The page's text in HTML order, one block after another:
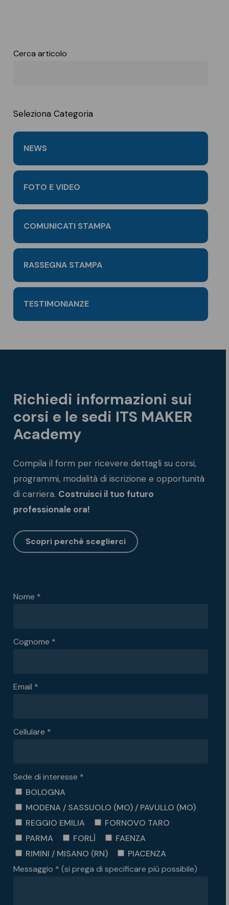
Cerca articolo
Seleziona Categoria
NEWS
FOTO E VIDEO
COMUNICATI STAMPA
RASSEGNA STAMPA
TESTIMONIANZE
Richiedi informazioni sui
corsi e le sedi ITS MAKER
Academy
Compila il form per ricevere dettagli su corsi,
programmi, modalità di iscrizione e opportunità
di carriera. Costruisci il tuo futuro
professionale ora!
Scopri perchè sceglierci
Nome *
Cognome *
Email *
Cellulare *
Sede di interesse *
BOLOGNA
MODENA / SASSUOLO (MO) / PAVULLO (MO)
REGGIO EMILIA
FORNOVO TARO
PARMA
FORLÌ
FAENZA
RIMINI / MISANO (RN)
PIACENZA
Messaggio * (si prega di specificare più possibile)